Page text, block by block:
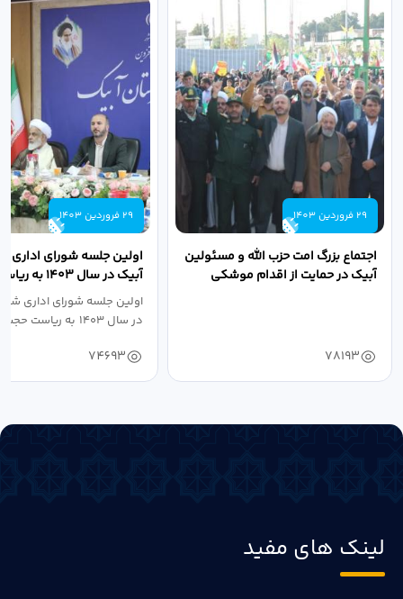
29 فروردین 1403
اجتماع بزرگ امت حزب الله و مسئولین
آبیک در حمایت از اقدام موشکی
78193
29 فروردین 1403
اولین جلسه شورای اداری
آبیک در سال
اله مددخانی...
اولین جلسه شورای اداری
در سال ۱۴۰۳ به ریاست حجت اله...
74693
لینک های مفید